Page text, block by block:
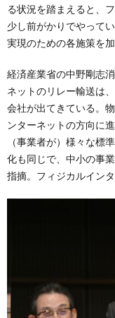
る状況を踏まえると、
少し前がかりでやって
実現のための各施策を
経済産業省の中野剛志
ネットのリレー輸送は
会社が出てきている。
ンターネットの方向に
（事業者が）様々な標
化も同じで、中小の事
指摘。フィジカルイン